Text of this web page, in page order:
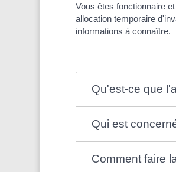
Vous êtes fonctionnaire
allocation temporaire
informations à connaître.
Qu'est-ce que
Qui est
Comment faire